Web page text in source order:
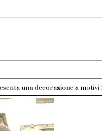
una decorazione a motivi